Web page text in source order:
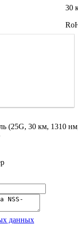
30
(25G, 30 км, 1310
данных